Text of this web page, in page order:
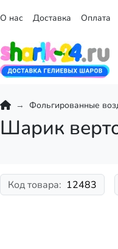
О нас Доставка Оплата
Фольгированные
Шарик
Код товара: 12483